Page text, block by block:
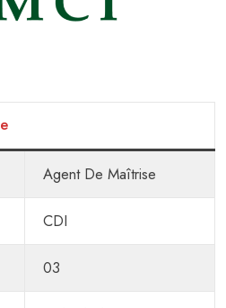
Agent De Maîtrise
CDI
03